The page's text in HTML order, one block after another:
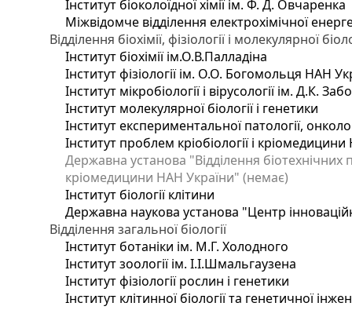
Інститут біоколоїдної хімії ім. Ф. Д. Овчаренка
Міжвідомче відділення електрохімічної
Відділення біохімії, фізіології і молекулярної
Інститут біохімії ім.О.В.Палладіна
Інститут фізіології ім. О.О. Богомольця НАН
Інститут мікробіології і вірусології ім. Д.К.
Інститут молекулярної біології і генетики
Інститут експериментальної патології,
Інститут проблем кріобіології і
Державна установа "Відділення біотехнічних
кріомедицини НАН України" (немає)
Інститут біології клітини
Державна наукова установа "Центр
Відділення загальної біології
Інститут ботаніки ім. М.Г. Холодного
Інститут зоології ім. І.І.Шмальгаузена
Інститут фізіології рослин і генетики
Інститут клітинної біології та генетичної